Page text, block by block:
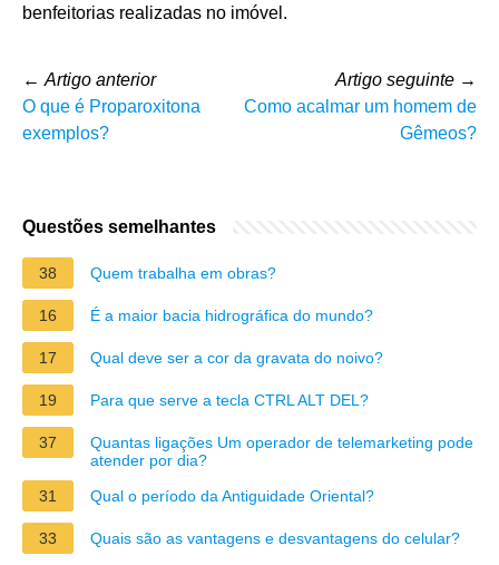
benfeitorias realizadas no imóvel.
← Artigo anterior
O que é Proparoxitona
exemplos?
Artigo seguinte →
Como acalmar um homem de
Gêmeos?
Questões semelhantes
38 Quem trabalha em obras?
16 É a maior bacia hidrográfica do mundo?
17 Qual deve ser a cor da gravata do noivo?
19 Para que serve a tecla CTRL ALT DEL?
37
Quantas ligações Um operador de telemarketing pode
atender por dia?
31
Qual o período da Antiguidade Oriental?
33 Quais são as vantagens e desvantagens do celular?